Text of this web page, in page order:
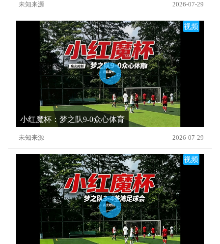
未知来源 2026-07-29
视频
小红魔杯：梦之队9-0众心体育
未知来源 2026-07-29
视频